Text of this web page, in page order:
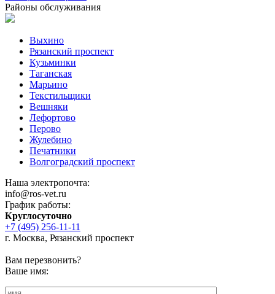
Районы обслуживания
Выхино
Рязанский проспект
Кузьминки
Таганская
Марьино
Текстильщики
Вешняки
Лефортово
Перово
Жулебино
Печатники
Волгоградский проспект
Наша электропочта:
info@ros-vet.ru
График работы:
Круглосуточно
+7 (495) 256-11-11
г. Москва, Рязанский проспект
Вам перезвонить?
Ваше имя: